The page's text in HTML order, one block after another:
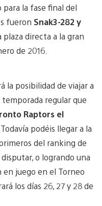
la fase final del
fueron Snak3-282 y
directa a la gran
de 2016.
la posibilidad de viajar a
regular que
Raptors el
. Todavía podéis llegar a la
del ranking de
o logrando una
en juego en el Torneo
los días 26, 27 y 28 de